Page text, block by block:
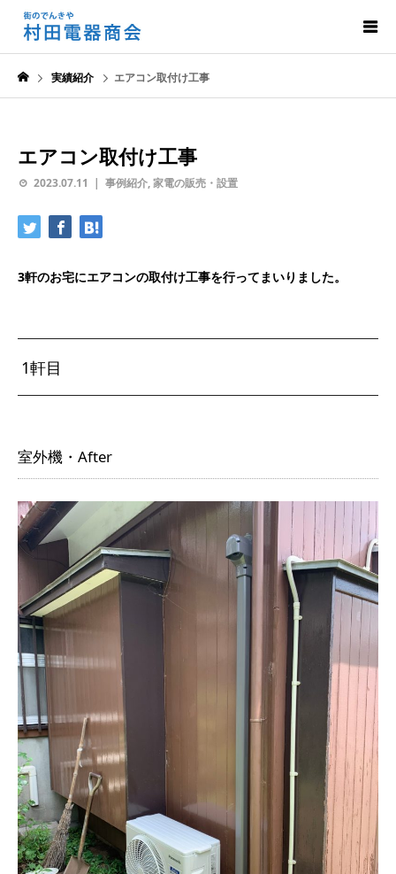
実績紹介 エアコン取付け工事
エアコン取付け工事
2023.07.11 事例紹介,家電の販売・設置
3軒のお宅にエアコンの取付け工事を行ってまいりました。
1軒目
室外機・After